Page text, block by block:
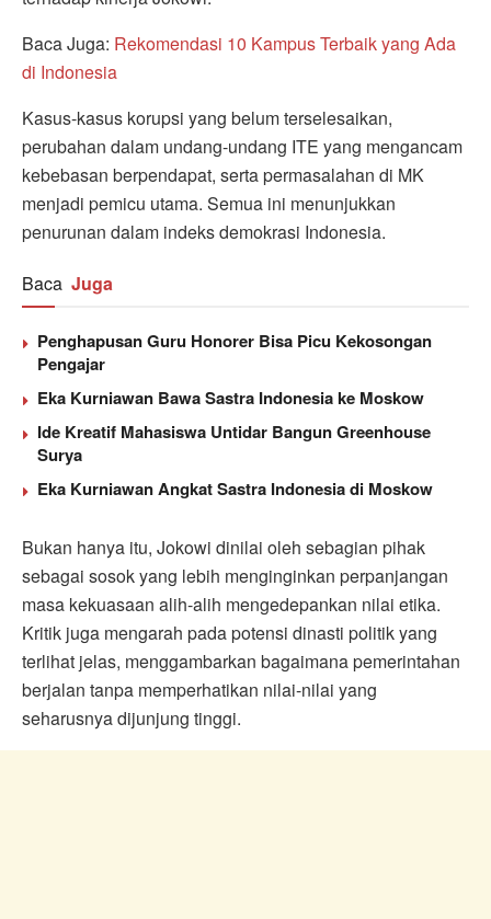
Baca Juga: Rekomendasi 10 Kampus Terbaik yang Ada
di Indonesia
Kasus-kasus korupsi yang belum terselesaikan,
perubahan dalam undang-undang ITE yang mengancam
kebebasan berpendapat, serta permasalahan di MK
menjadi pemicu utama. Semua ini menunjukkan
penurunan dalam indeks demokrasi Indonesia.
Baca Juga
Penghapusan Guru Honorer Bisa Picu Kekosongan
Pengajar
Eka Kurniawan Bawa Sastra Indonesia ke Moskow
Ide Kreatif Mahasiswa Untidar Bangun Greenhouse
Surya
Eka Kurniawan Angkat Sastra Indonesia di Moskow
Bukan hanya itu, Jokowi dinilai oleh sebagian pihak
sebagai sosok yang lebih menginginkan perpanjangan
masa kekuasaan alih-alih mengedepankan nilai etika.
Kritik juga mengarah pada potensi dinasti politik yang
terlihat jelas, menggambarkan bagaimana pemerintahan
berjalan tanpa memperhatikan nilai-nilai yang
seharusnya dijunjung tinggi.